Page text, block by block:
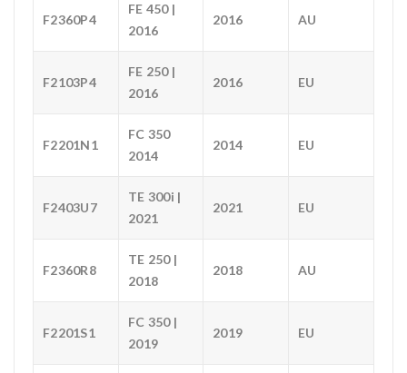
F2360P4
FE 450 |
2016
2016 AU
F2103P4
FE 250 |
2016
2016 EU
F2201N1
FC 350
2014
2014 EU
F2403U7
TE 300i |
2021
2021 EU
F2360R8
TE 250 |
2018
2018 AU
F2201S1
FC 350 |
2019
2019 EU